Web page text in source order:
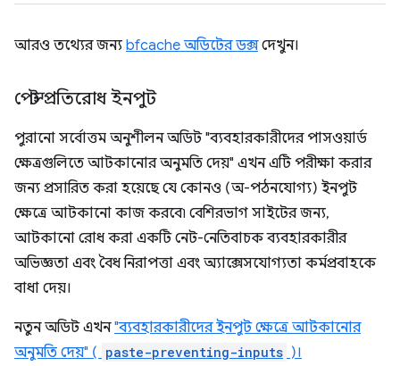
আরও তথ্যের জন্য bfcache অডিটের ডক্সদেখুন।
পেস্ট প্রতিরোধ ইনপুট
পুরানো সর্বোত্তম অনুশীলন অডিট "ব্যবহারকারীদের পাসওয়ার্ড
ক্ষেত্রগুলিতে আটকানোর অনুমতি দেয়" এখন এটি পরীক্ষা করার
জন্য প্রসারিত করা হয়েছে যে কোনও (অ-পঠনযোগ্য) ইনপুট
ক্ষেত্রে আটকানো কাজ করবে৷ বেশিরভাগ সাইটের জন্য,
আটকানো রোধ করা একটি নেট-নেতিবাচক ব্যবহারকারীর
অভিজ্ঞতা এবং বৈধ নিরাপত্তা এবং অ্যাক্সেসযোগ্যতা কর্মপ্রবাহকে
বাধা দেয়।
নতুন অডিট এখন"ব্যবহারকারীদের ইনপুট ক্ষেত্রে আটকানোর
অনুমতি দেয়" ( paste-preventing-inputs )।